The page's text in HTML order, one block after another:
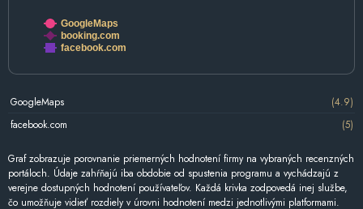
GoogleMaps
booking.com
facebook.com
GoogleMaps
(4.9)
facebook.com
(5)
Graf zobrazuje porovnanie priemerných hodnotení firmy na vybraných recenzných
portáloch. Údaje zahŕňajú iba obdobie od spustenia programu a vychádzajú z
verejne dostupných hodnotení používateľov. Každá krivka zodpovedá inej službe,
čo umožňuje vidieť rozdiely v úrovni hodnotení medzi jednotlivými platformami.